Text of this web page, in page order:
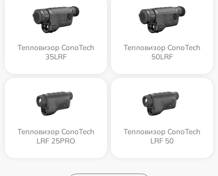
Тепловизор ConoTech
35LRF
Тепловизор ConoTech
50LRF
Тепловизор ConoTech
LRF 25PRO
Тепловизор ConoTech
LRF 50